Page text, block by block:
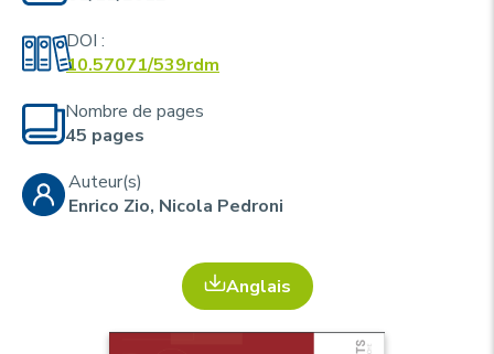
r
i
n
c
i
p
DOI :
10.57071/539rdm
Nombre de pages
45 pages
Auteur(s)
Enrico Zio, Nicola Pedroni
Anglais